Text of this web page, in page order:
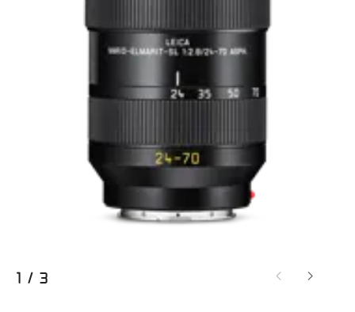
1 / 3